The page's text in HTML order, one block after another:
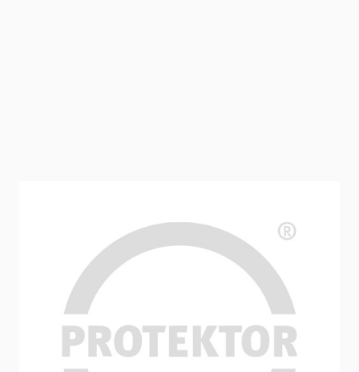
Balkenfix Armierungsgewebe (16,6 cm,
10 x 10 mm, 140 g/m²)
Balkenfix als Armierungsstreifen, mittig kaschiert mit
gekrepptem Ölpapier, für die Abdeckung von z. B.
Mauerschlitzen, Holzbalken, Rissen etc.
Artikelnummer 14960